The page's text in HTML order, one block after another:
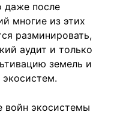
даже после
многие из этих
разминировать,
аудит и только
земель и
войн экосистемы